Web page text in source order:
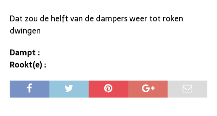
Dat zou de helft van de dampers weer tot roken
dwingen
Dampt :
Rookt(e) :